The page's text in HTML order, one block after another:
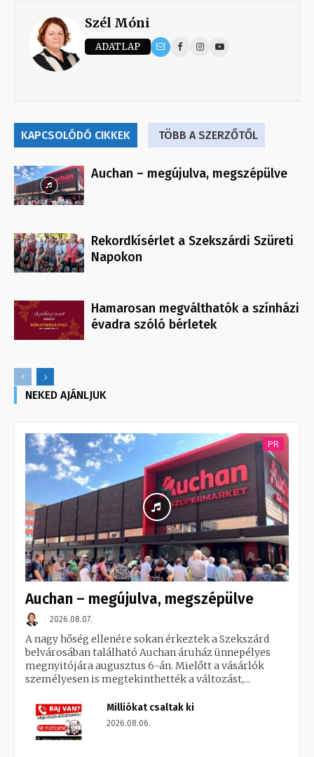
Szél Móni
ADATLAP
KAPCSOLÓDÓ CIKKEK TÖBB A SZERZŐTŐL
Auchan – megújulva, megszépülve
Rekordkísérlet a Szekszárdi Szüreti
Napokon
Hamarosan megválthatók a színházi
évadra szóló bérletek
NEKED AJÁNLJUK
PR
Auchan – megújulva, megszépülve
2026.08.07.
A nagy hőség ellenére sokan érkeztek a Szekszárd
belvárosában található Auchan áruház ünnepélyes
megnyitójára augusztus 6-án. Mielőtt a vásárlók
személyesen is megtekinthették a változást,...
Milliókat csaltak ki
2026.08.06.